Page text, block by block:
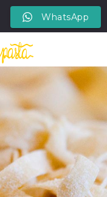
WhatsApp